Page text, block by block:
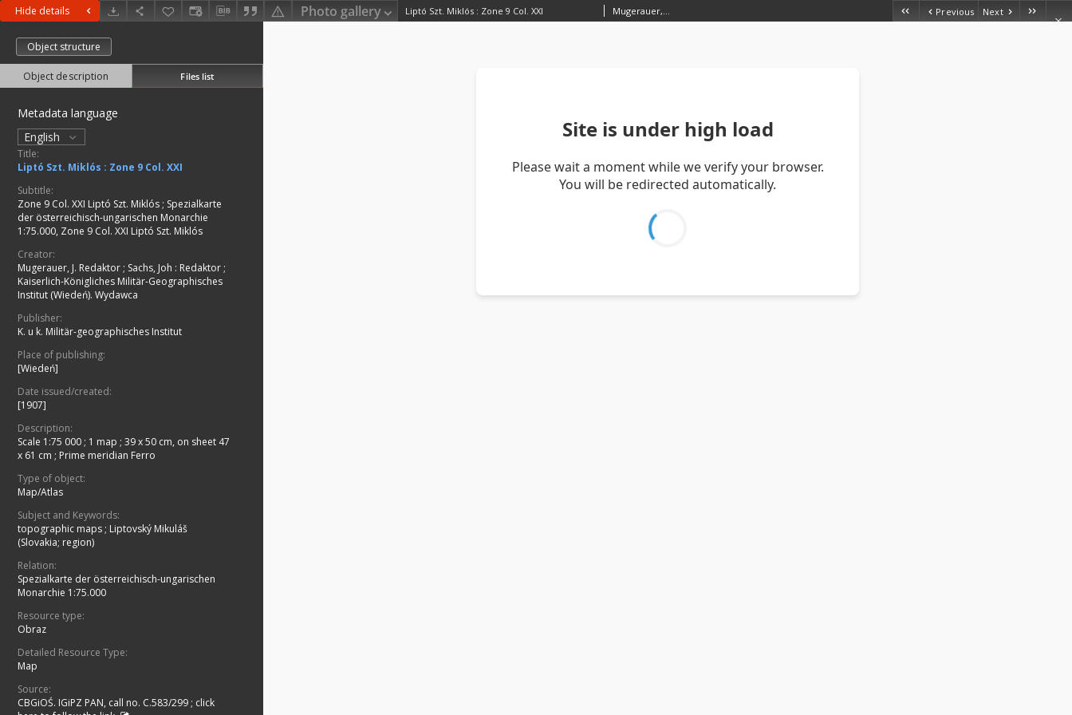
Hide details Photo gallery Liptó Szt. Miklós : Zone 9 Col. XXI Mugerauer, J. RedaktorSachs, JohKaiserlich-Königliches Militär-Geographisches Institut (Wiedeń). Wydawca Previous Next
Object structure
Object description Files list
Metadata language
English
Title:
Liptó Szt. Miklós : Zone 9 Col. XXI
Subtitle:
Zone 9 Col. XXI Liptó Szt. Miklós ; Spezialkarte
der österreichisch-ungarischen Monarchie
1:75.000, Zone 9 Col. XXI Liptó Szt. Miklós
Creator:
Mugerauer, J. Redaktor ; Sachs, Joh : Redaktor ;
Kaiserlich-Königliches Militär-Geographisches
Institut (Wiedeń). Wydawca
Publisher:
K. u k. Militär-geographisches Institut
Place of publishing:
[Wiedeń]
Date issued/created:
[1907]
Description:
Scale 1:75 000 ; 1 map ; 39 x 50 cm, on sheet 47
x 61 cm ; Prime meridian Ferro
Type of object:
Map/Atlas
Subject and Keywords:
topographic maps ; Liptovský Mikuláš
(Slovakia; region)
Relation:
Spezialkarte der österreichisch-ungarischen
Monarchie 1:75.000
Resource type:
Obraz
Detailed Resource Type:
Map
Source:
CBGiOŚ. IGiPZ PAN, call no. C.583/299 ; click